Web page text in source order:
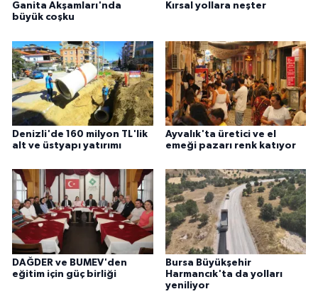
Ganita Akşamları'nda
büyük coşku
Kırsal yollara neşter
Denizli'de 160 milyon TL'lik
alt ve üstyapı yatırımı
Ayvalık'ta üretici ve el
emeği pazarı renk katıyor
DAĞDER ve BUMEV'den
eğitim için güç birliği
Bursa Büyükşehir
Harmancık'ta da yolları
yeniliyor